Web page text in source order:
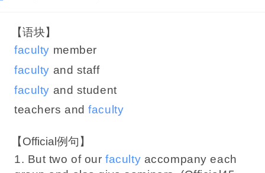
【语块】
faculty member
faculty and staff
faculty and student
teachers andfaculty
【Official例句】
1. But two of ourfaculty accompany each